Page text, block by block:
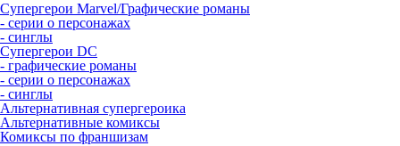
Супергерои Marvel/Графические романы
- серии о персонажах
- синглы
Супергерои DC
- графические романы
- серии о персонажах
- синглы
Альтернативная супергероика
Альтернативные комиксы
Комиксы по франшизам